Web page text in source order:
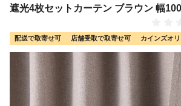
遮光4枚セットカーテン ブラウン 幅
配送で取寄せ可 店舗受取で取寄せ可 カインズオ